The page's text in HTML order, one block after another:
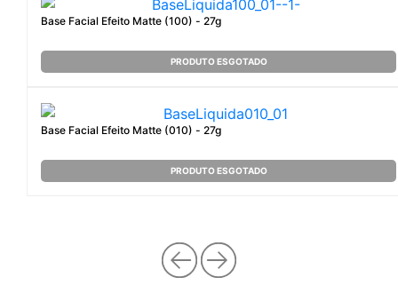
Base Facial Efeito Matte (100) - 27g
PRODUTO ESGOTADO
Base Facial Efeito Matte (010) - 27g
PRODUTO ESGOTADO